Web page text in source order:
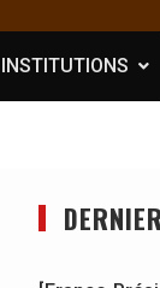
INSTITUTIONS